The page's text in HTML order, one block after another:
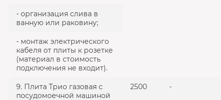
- организация слива в
ванную или раковину;
- монтаж электрического
кабеля от плиты к розетке
(материал в стоимость
подключения не входит).
9. Плита Трио газовая с
посудомоечной машиной
2500 -